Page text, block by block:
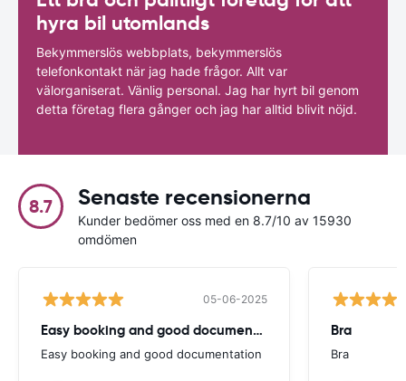
hyra bil utomlands
Bekymmerslös webbplats, bekymmerslös
telefonkontakt när jag hade frågor. Allt var
välorganiserat. Vänlig personal. Jag har hyrt bil genom
detta företag flera gånger och jag har alltid blivit nöjd.
8.7 Senaste recensionerna
Kunder bedömer oss med en 8.7/10 av 15930
omdömen
05-06-2025
Easy booking and good documentation
Easy booking and good documentation
Bra
Bra